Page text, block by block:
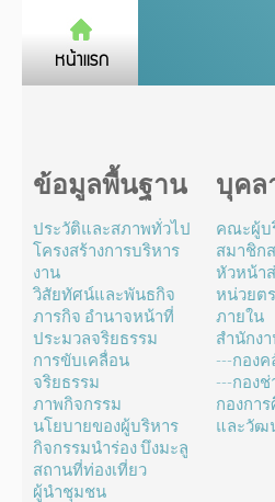
ข้อมูลพื้นฐาน
ประวัติและสภาพทั่วไป
โครงสร้างการบริหาร
งาน
วิสัยทัศน์และพันธกิจ
ภารกิจ อำนาจหน้าที่
ประมวลจริยธรรม
การขับเคลื่อน
จริยธรรม
ภาพกิจกรรม
นโยบายของผู้บริหาร
กิจกรรมนำร่อง บึงมะลู
สถานที่ท่องเที่ยว
ผู้นำชุมชน
บุคล
คณะผู้บ
สมาชิก
หัวหน้า
หน่วยต
ภายใน
สำนักง
---กองค
---กองช่
กองกา
และวัฒ